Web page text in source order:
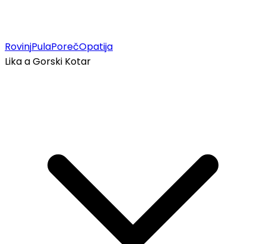
RovinjPulaPorečOpatija
Lika a Gorski Kotar